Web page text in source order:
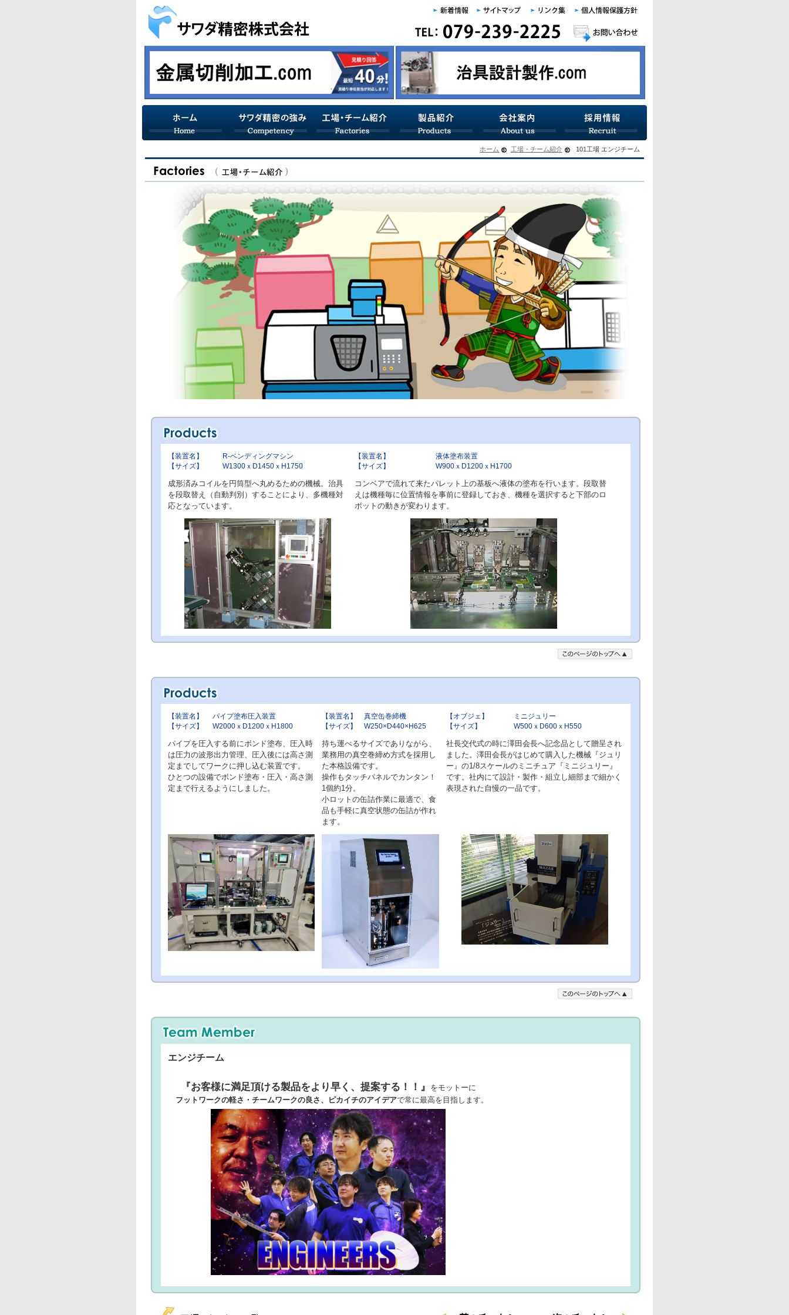
ホーム 工場・チーム紹介 101工場 エンジチーム
【装置名】
R-ベンディングマシン
【サイズ】
W1300ｘD1450ｘH1750
【装置名】
液体塗布装置
【サイズ】
W900ｘD1200ｘH1700
成形済みコイルを円筒型へ丸めるための機械。治具
を段取替え（自動判別）することにより、多機種対
応となっています。
コンベアで流れて来たパレット上の基板へ液体の塗布を行います。段取替
えは機種毎に位置情報を事前に登録しておき、機種を選択すると下部のロ
ボットの動きが変わります。
【装置名】
パイプ塗布圧入装置
【サイズ】
W2000ｘD1200ｘH1800
【装置名】
真空缶巻締機
【サイズ】
W250×D440×H625
【オブジェ】
ミニジュリー
【サイズ】
W500 ｘ D600 ｘ H550
パイプを圧入する前にボンド塗布、圧入時
は圧力の波形出力管理、圧入後には高さ測
定までしてワークに押し込む装置です。
ひとつの設備でボンド塗布・圧入・高さ測
定まで行えるようにしました。
持ち運べるサイズでありながら、
業務用の真空巻締め方式を採用し
た本格設備です。
操作もタッチパネルでカンタン！
1個約1分。
小ロットの缶詰作業に最適で、食
品も手軽に真空状態の缶詰が作れ
ます。
社長交代式の時に澤田会長へ記念品として贈呈され
ました。澤田会長がはじめて購入した機械『ジュリ
ー』の1/8スケールのミニチュア『ミニジュリー』
です。社内にて設計・製作・組立し細部まで細かく
表現された自慢の一品です。
エンジチーム
『お客様に満足頂ける製品をより早く、提案する！！』
をモットーに
フットワークの軽さ・チームワークの良さ、ピカイチのアイデアで常に最高を目指します。